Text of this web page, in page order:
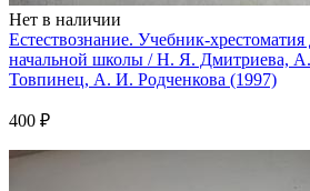
Нет в наличии
Естествознание. Учебник-хрестоматия
начальной школы / Н. Я. Дмитриева,
Товпинец, А. И. Родченкова (1997)
400 ₽